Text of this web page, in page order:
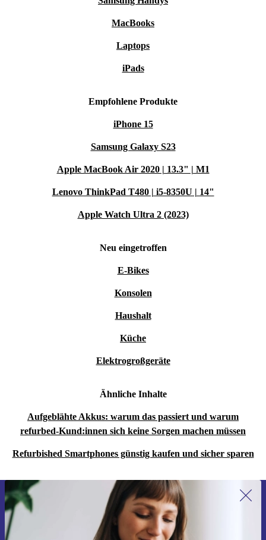
MacBooks
Laptops
iPads
Empfohlene Produkte
iPhone 15
Samsung Galaxy S23
Apple MacBook Air 2020 | 13.3" | M1
Lenovo ThinkPad T480 | i5-8350U | 14"
Apple Watch Ultra 2 (2023)
Neu eingetroffen
E-Bikes
Konsolen
Haushalt
Küche
Elektrogroßgeräte
Ähnliche Inhalte
Aufgeblähte Akkus: warum das passiert und warum
refurbed-Kund:innen sich keine Sorgen machen müssen
Refurbished Smartphones günstig kaufen und sicher sparen
Erstmals zum Newsletter anmelden,
15 € sparen!
Verpasse kein Angebot mehr.